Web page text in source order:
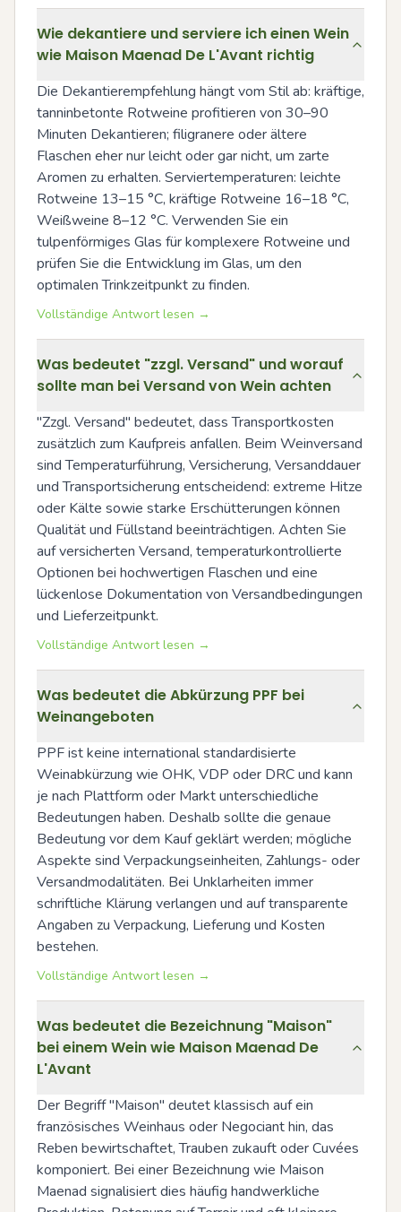
Wie dekantiere und serviere ich einen Wein
wie Maison Maenad De L'Avant richtig
Die Dekantierempfehlung hängt vom Stil ab: kräftige,
tanninbetonte Rotweine profitieren von 30–90
Minuten Dekantieren; filigranere oder ältere
Flaschen eher nur leicht oder gar nicht, um zarte
Aromen zu erhalten. Serviertemperaturen: leichte
Rotweine 13–15 °C, kräftige Rotweine 16–18 °C,
Weißweine 8–12 °C. Verwenden Sie ein
tulpenförmiges Glas für komplexere Rotweine und
prüfen Sie die Entwicklung im Glas, um den
optimalen Trinkzeitpunkt zu finden.
Vollständige Antwort lesen →
Was bedeutet "zzgl. Versand" und worauf
sollte man bei Versand von Wein achten
"Zzgl. Versand" bedeutet, dass Transportkosten
zusätzlich zum Kaufpreis anfallen. Beim Weinversand
sind Temperaturführung, Versicherung, Versanddauer
und Transportsicherung entscheidend: extreme Hitze
oder Kälte sowie starke Erschütterungen können
Qualität und Füllstand beeinträchtigen. Achten Sie
auf versicherten Versand, temperaturkontrollierte
Optionen bei hochwertigen Flaschen und eine
lückenlose Dokumentation von Versandbedingungen
und Lieferzeitpunkt.
Vollständige Antwort lesen →
Was bedeutet die Abkürzung PPF bei
Weinangeboten
PPF ist keine international standardisierte
Weinabkürzung wie OHK, VDP oder DRC und kann
je nach Plattform oder Markt unterschiedliche
Bedeutungen haben. Deshalb sollte die genaue
Bedeutung vor dem Kauf geklärt werden; mögliche
Aspekte sind Verpackungseinheiten, Zahlungs- oder
Versandmodalitäten. Bei Unklarheiten immer
schriftliche Klärung verlangen und auf transparente
Angaben zu Verpackung, Lieferung und Kosten
bestehen.
Vollständige Antwort lesen →
Was bedeutet die Bezeichnung "Maison"
bei einem Wein wie Maison Maenad De
L'Avant
Der Begriff "Maison" deutet klassisch auf ein
französisches Weinhaus oder Negociant hin, das
Reben bewirtschaftet, Trauben zukauft oder Cuvées
komponiert. Bei einer Bezeichnung wie Maison
Maenad signalisiert dies häufig handwerkliche